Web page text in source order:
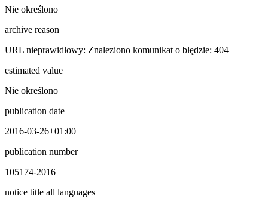
Nie określono
archive reason
URL nieprawidłowy: Znaleziono komunikat o błędzie: 404
estimated value
Nie określono
publication date
2016-03-26+01:00
publication number
105174-2016
notice title all languages